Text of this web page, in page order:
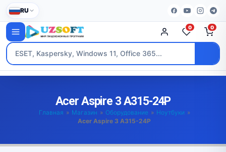
RU
0 0
Acer Aspire 3 A315-24P
Главная » Магазин » Оборудование » Ноутбуки »
Acer Aspire 3 A315-24P